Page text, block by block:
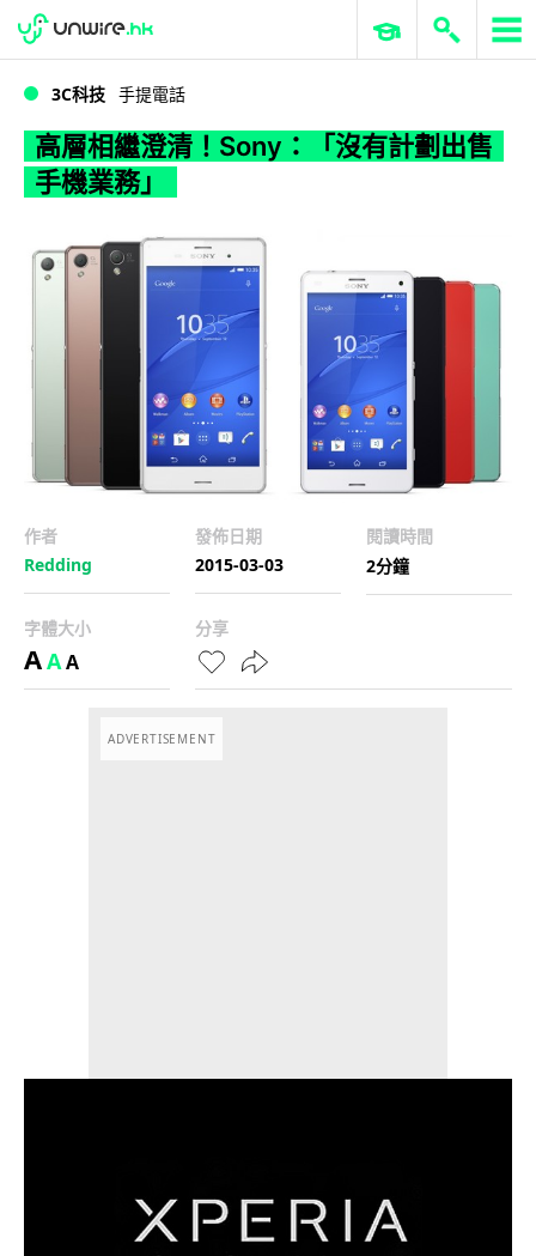
WWDC 2026 ERP 與商業 AI
3C科技 手提電話
高層相繼澄清！Sony：「沒有計劃出售
手機業務」
作者
Redding
發佈日期
2015-03-03
閱讀時間
2分鐘
字體大小
AAA
分享
ADVERTISEMENT